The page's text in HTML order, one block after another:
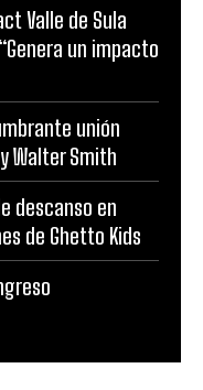
Valle de Sula
un impacto
unión
Walter Smith
descanso en
de Ghetto Kids